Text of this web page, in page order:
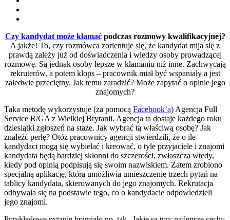
Czy kandydat może kłamaćpodczas rozmowy kwalifikacyjnej?
A jakże! To, czy rozmówca zorientuje się, że kandydat mija się z
prawdą zależy już od doświadczenia i wiedzy osoby prowadzącej
rozmowę. Są jednak osoby lepsze w kłamaniu niż inne. Zachwycają
rekruterów, a potem klops – pracownik miał być wspaniały a jest
zaledwie przeciętny. Jak temu zaradzić? Może zapytać o opinie jego
znajomych?
Taka metodę wykorzystuje (za pomocą Facebook’a) Agencja Full
Service R/GA z Wielkiej Brytanii. Agencja ta dostaje każdego roku
dziesiątki zgłoszeń na staże. Jak wybrać tą właściwą osobę? Jak
znaleźć perłę? Otóż pracownicy agencji stwierdzili, że o ile
kandydaci mogą się wybielać i kreować, o tyle przyjaciele i znajomi
kandydata będą bardziej skłonni do szczerości, zwłaszcza wtedy,
kiedy pod opinią podpisują się swoim nazwiskiem. Zatem zrobiono
specjalną aplikację, która umożliwia umieszczenie trzech pytań na
tablicy kandydata, skierowanych do jego znajomych. Rekrutacja
odbywala się na podstawie tego, co o kandydacie odpowiedzieli
jego znajomi.